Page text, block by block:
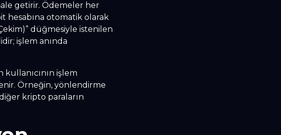
getirir. Ödemeler her
hesabına otomatik olarak
düğmesiyle istenilen
işlem anında
işlem
Örneğin, yönlendirme
kripto paraların